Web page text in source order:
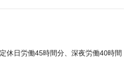
休日労働45時間分、深夜労働40時間